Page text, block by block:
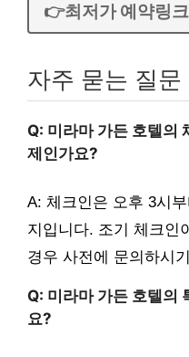
👉최저가 예약링
자주 묻는 질문
Q: 미라마 가든 호텔의
제인가요?
A: 체크인은 오후 3시
지입니다. 조기 체크인
경우 사전에 문의하시
Q: 미라마 가든 호텔의
요?